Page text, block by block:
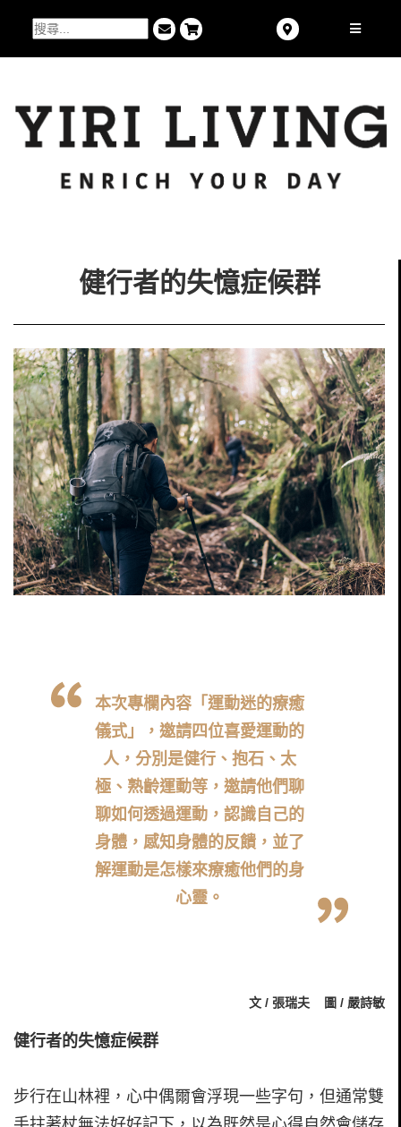
健行者的失憶症候群
本次專欄內容「運動迷的療癒
儀式」，邀請四位喜愛運動的
人，分別是健行、抱石、太
極、熟齡運動等，邀請他們聊
聊如何透過運動，認識自己的
身體，感知身體的反饋，並了
解運動是怎樣來療癒他們的身
心靈。
文 / 張瑞夫 圖 / 嚴詩敏
健行者的失憶症候群
步行在山林裡，心中偶爾會浮現一些字句，但通常雙